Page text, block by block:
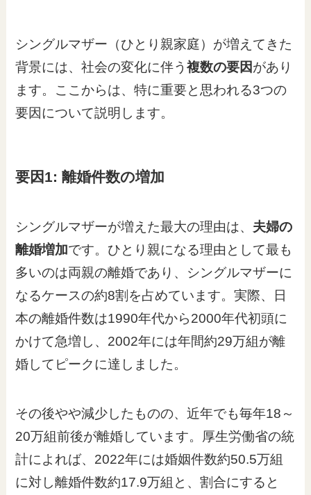
シングルマザー（ひとり親家庭）が増えてきた
背景には、社会の変化に伴う複数の要因があり
ます。ここからは、特に重要と思われる3つの
要因について説明します。
要因1: 離婚件数の増加
シングルマザーが増えた最大の理由は、 夫婦の
離婚増加です。ひとり親になる理由として最も
多いのは両親の離婚であり、シングルマザーに
なるケースの約8割を占めています。実際、日
本の離婚件数は1990年代から2000年代初頭に
かけて急増し、2002年には年間約29万組が離
婚してピークに達しました。
その後やや減少したものの、近年でも毎年18～
20万組前後が離婚しています。厚生労働省の統
計によれば、2022年には婚姻件数約50.5万組
に対し離婚件数約17.9万組と、割合にすると